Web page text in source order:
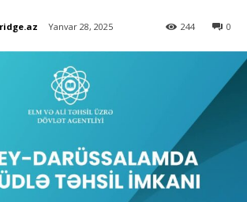
Yanvar 28, 2025 0
244